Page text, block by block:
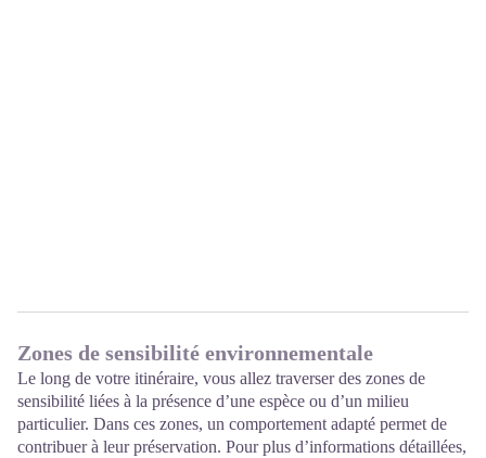
Zones de sensibilité environnementale
Le long de votre itinéraire, vous allez traverser des zones de
sensibilité liées à la présence d’une espèce ou d’un milieu
particulier. Dans ces zones, un comportement adapté permet de
contribuer à leur préservation. Pour plus d’informations détaillées,